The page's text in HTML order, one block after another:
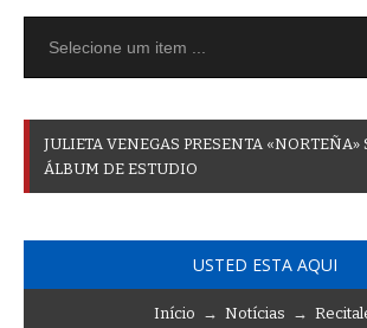
JULIETA VENEGAS PRESENTA «NORTEÑA»
ÁLBUM DE ESTUDIO
USTED ESTA AQUI
Início → Notícias →